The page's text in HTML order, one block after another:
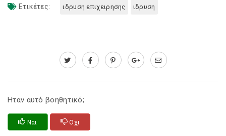
Ετικέτες: ιδρυση επιχειρησης ιδρυση
Ηταν αυτό βοηθητικό;
Ναι Οχι